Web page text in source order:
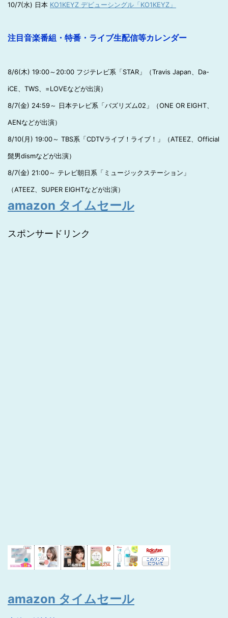
10/7(水) 日本 KO1KEYZ デビューシングル「KO1KEYZ」
注目音楽番組・特番・ライブ生配信等カレンダー
8/6(木) 19:00～20:00 フジテレビ系「STAR」（Travis Japan、Da-
iCE、TWS、=LOVEなどが出演）
8/7(金) 24:59～ 日本テレビ系「バズリズム02」（ONE OR EIGHT、
AENなどが出演）
8/10(月) 19:00～ TBS系「CDTVライブ！ライブ！」（ATEEZ、Official
髭男dismなどが出演）
8/7(金) 21:00～ テレビ朝日系「ミュージックステーション」
（ATEEZ、SUPER EIGHTなどが出演）
amazon タイムセール
スポンサードリンク
amazon タイムセール